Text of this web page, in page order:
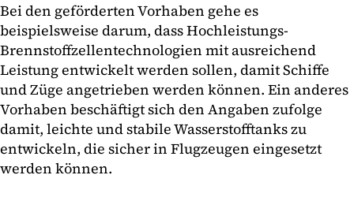
Bei den geförderten Vorhaben gehe es
beispielsweise darum, dass Hochleistungs-
Brennstoffzellentechnologien mit ausreichend
Leistung entwickelt werden sollen, damit Schiffe
und Züge angetrieben werden können. Ein anderes
Vorhaben beschäftigt sich den Angaben zufolge
damit, leichte und stabile Wasserstofftanks zu
entwickeln, die sicher in Flugzeugen eingesetzt
werden können.